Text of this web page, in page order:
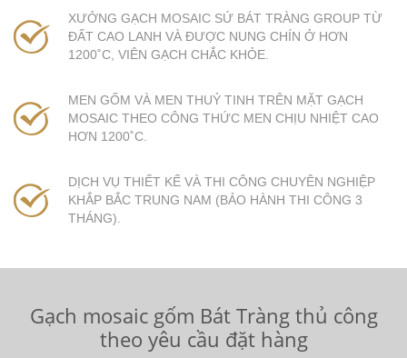
XƯỞNG GẠCH MOSAIC SỨ BÁT TRÀNG GROUP TỪ
ĐẤT CAO LANH VÀ ĐƯỢC NUNG CHÍN Ở HƠN
1200˚C, VIÊN GẠCH CHẮC KHỎE.
MEN GỐM VÀ MEN THUỶ TINH TRÊN MẶT GẠCH
MOSAIC THEO CÔNG THỨC MEN CHỊU NHIỆT CAO
HƠN 1200˚C.
DỊCH VỤ THIẾT KẾ VÀ THI CÔNG CHUYÊN NGHIỆP
KHẮP BẮC TRUNG NAM (BẢO HÀNH THI CÔNG 3
THÁNG).
Gạch mosaic gốm Bát Tràng thủ công
theo yêu cầu đặt hàng